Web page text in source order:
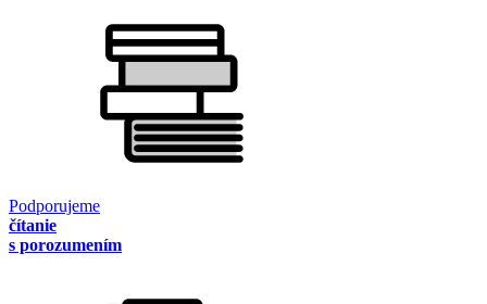
Podporujeme
čítanie
s porozumením